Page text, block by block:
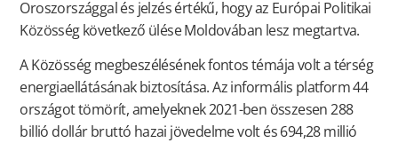
Oroszországgal és jelzés értékű, hogy az Európai Politikai
Közösség következő ülése Moldovában lesz megtartva.
A Közösség megbeszélésének fontos témája volt a térség
energiaellátásának biztosítása. Az informális platform 44
országot tömörít, amelyeknek 2021-ben összesen 288
billió dollár bruttó hazai jövedelme volt és 694,28 millió